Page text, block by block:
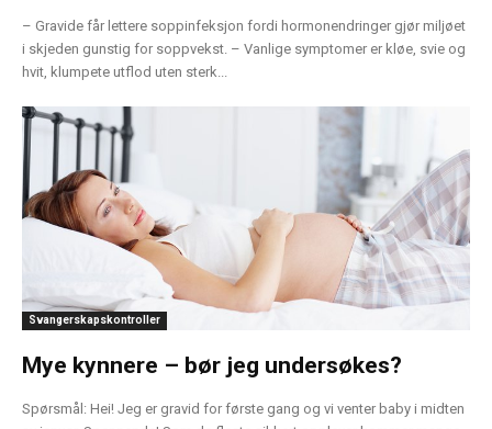
– Gravide får lettere soppinfeksjon fordi hormonendringer gjør miljøet
i skjeden gunstig for soppvekst. – Vanlige symptomer er kløe, svie og
hvit, klumpete utflod uten sterk...
Svangerskapskontroller
Mye kynnere – bør jeg undersøkes?
Spørsmål: Hei! Jeg er gravid for første gang og vi venter baby i midten